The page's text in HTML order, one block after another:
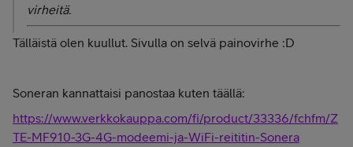
virheitä.
Tälläistä olen kuullut. Sivulla on selvä painovirhe :D
Soneran kannattaisi panostaa kuten täällä:
https://www.verkkokauppa.com/fi/product/33336/fchfm/Z
TE-MF910-3G-4G-modeemi-ja-WiFi-reititin-Sonera